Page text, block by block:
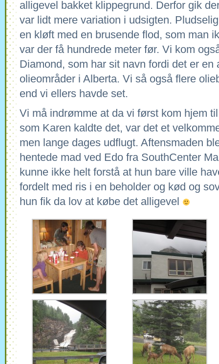
alligevel bakket klippegrund. Derfor gik
var lidt mere variation i udsigten.
en kløft med en brusende flod, som man
var der få hundrede meter før. Vi kom
Diamond, som har sit navn fordi det er en
olieområder i Alberta. Vi så også flere
end vi ellers havde set.
Vi må indrømme at da vi først kom hjem til
som Karen kaldte det, var det et
men lange dages udflugt. Aftensmaden
hentede mad ved Edo fra SouthCenter
kunne ikke helt forstå at hun bare ville
fordelt med ris i en beholder og kød og
hun fik da lov at købe det alligevel